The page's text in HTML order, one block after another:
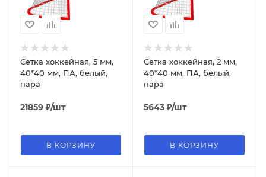
Сетка хоккейная, 5 мм,
40*40 мм, ПА, белый,
пара
21859 ₽/шт
В КОРЗИНУ
Сетка хоккейная, 2 мм,
40*40 мм, ПА, белый,
пара
5643 ₽/шт
В КОРЗИНУ